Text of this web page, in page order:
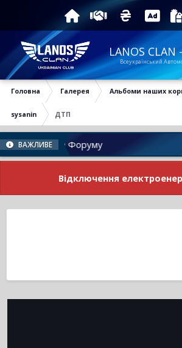
LANOS
Всеукраїнський
Головна Галерея Альбоми наших
sysanin ДТП
ВАЖЛИВЕ
Новини Форуму
Відключення